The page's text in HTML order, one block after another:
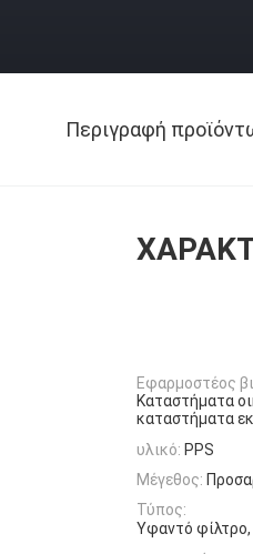
Περιγραφή
Εφαρμοστέος
Καταστήματα
καταστήματα
υλικό: PPS
Μέγεθος:
Τύπος:
Υφαντό φίλτρο,